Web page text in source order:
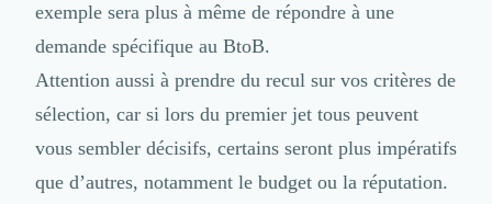
exemple sera plus à même de répondre à une
demande spécifique au BtoB.
Attention aussi à prendre du recul sur vos critères de
sélection, car si lors du premier jet tous peuvent
vous sembler décisifs, certains seront plus impératifs
que d’autres, notamment le budget ou la réputation.